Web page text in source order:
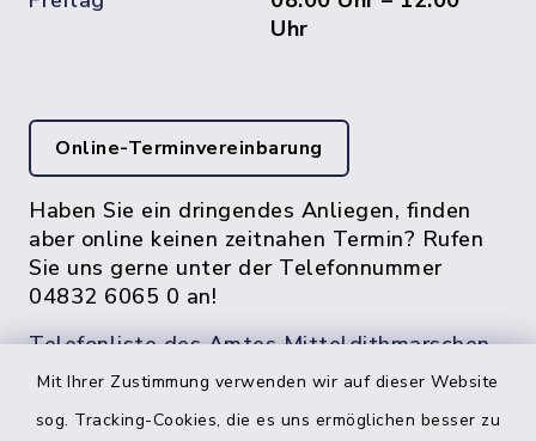
Mit Ihrer Zustimmung verwenden wir auf dieser Website
sog. Tracking-Cookies, die es uns ermöglichen besser zu
Uhr
Online-Terminvereinbarung
Haben Sie ein dringendes Anliegen, finden
aber online keinen zeitnahen Termin? Rufen
Sie uns gerne unter der Telefonnummer
04832 6065 0 an!
Telefonliste des Amtes Mitteldithmarschen